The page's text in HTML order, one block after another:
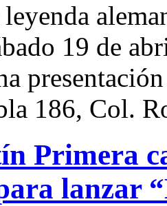
19 de
186, Col.
Primera
lanzar